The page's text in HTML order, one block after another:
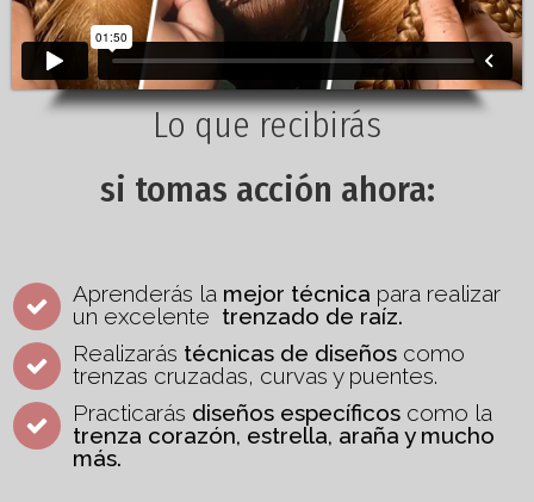
Lo que recibirás
si tomas acción ahora:
Aprenderás la mejor técnica para realizar
un excelente trenzado de raíz.
Realizarás técnicas de diseños como
trenzas cruzadas, curvas y puentes.
Practicarás diseños específicos como la
trenza corazón, estrella, araña y mucho
más.